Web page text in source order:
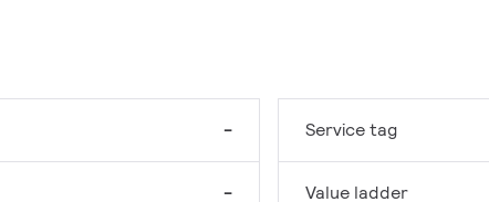
-
-
Service tag
Value ladder